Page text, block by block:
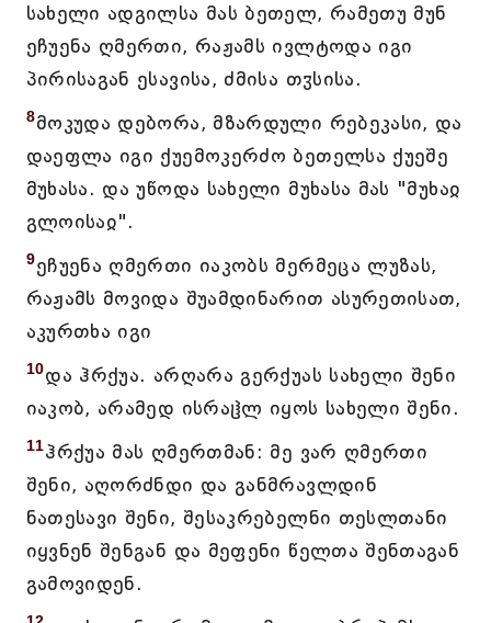
სახელი ადგილსა მას ბეთელ, რამეთუ მუნ
ეჩუენა ღმერთი, რაჟამს ივლტოდა იგი
პირისაგან ესავისა, ძმისა თჳსისა.
8მოკუდა დებორა, მზარდული რებეკასი, და
დაეფლა იგი ქუემოკერძო ბეთელსა ქუეშე
მუხასა. და უწოდა სახელი მუხასა მას "მუხაჲ
გლოისაჲ".
9ეჩუენა ღმერთი იაკობს მერმეცა ლუზას,
რაჟამს მოვიდა შუამდინარით ასურეთისათ,
აკურთხა იგი
10და ჰრქუა. არღარა გერქუას სახელი შენი
იაკობ, არამედ ისრაჱლ იყოს სახელი შენი.
11ჰრქუა მას ღმერთმან: მე ვარ ღმერთი
შენი, აღორძნდი და განმრავლდინ
ნათესავი შენი, შესაკრებელნი თესლთანი
იყვნენ შენგან და მეფენი წელთა შენთაგან
გამოვიდენ.